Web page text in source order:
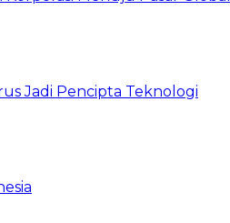
Jadi Pencipta Teknologi